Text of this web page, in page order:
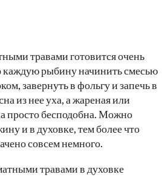
травами готовится очень
каждую рыбину начинить смесью
завернуть в фольгу и запечь в
из нее уха, а жареная или
просто бесподобна. Можно
и в духовке, тем более что
совсем немного.